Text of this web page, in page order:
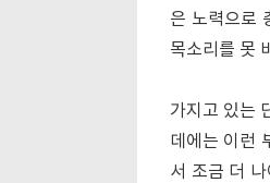
은 노력으로
목소리를 못
가지고 있는
데에는 이런
서 조금 더